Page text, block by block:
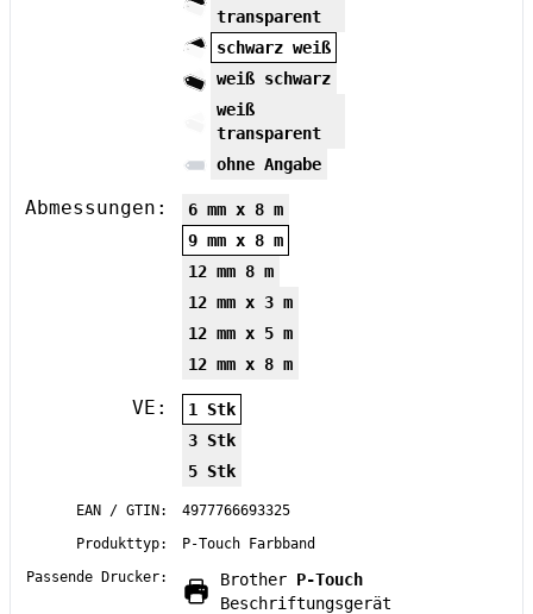
transparent
schwarz weiß
weiß schwarz
weiß
transparent
ohne Angabe
Abmessungen:
6 mm x 8 m
9 mm x 8 m
12 mm 8 m
12 mm x 3 m
12 mm x 5 m
12 mm x 8 m
VE:
1 Stk
3 Stk
5 Stk
EAN / GTIN:
4977766693325
Produkttyp:
P-Touch Farbband
Passende Drucker:
Brother P-Touch
Beschriftungsgerät